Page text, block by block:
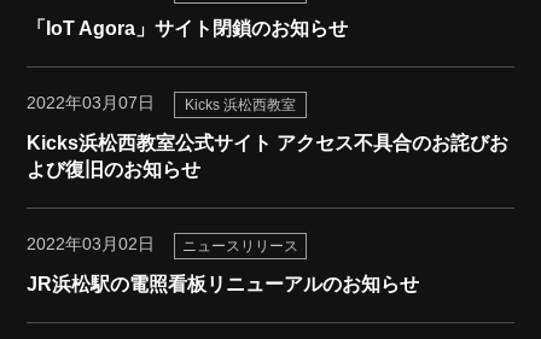
「IoT Agora」サイト閉鎖のお知らせ
2022年03月07日 Kicks 浜松西教室
Kicks浜松西教室公式サイト アクセス不具合のお詫びお
よび復旧のお知らせ
2022年03月02日 ニュースリリース
JR浜松駅の電照看板リニューアルのお知らせ